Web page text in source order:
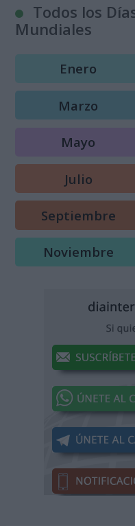
Todos los
Mundiales
Enero
Marzo
Mayo
Julio
Septiembre
Noviembre